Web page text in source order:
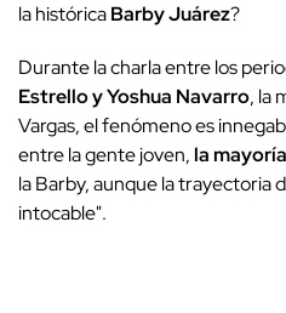
la históricaBarby Juárez?
Durante la charla entre los
Estrello y Yoshua Navarro, la
Vargas, el fenómeno es
entre la gente joven,la
la Barby, aunque la trayectoria
intocable".